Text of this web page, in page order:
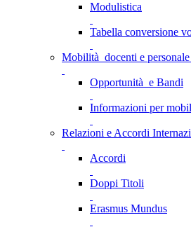
Modulistica
Tabella conversione
Mobilità docenti e
Opportunità e Bandi
Informazioni per
Relazioni e Accordi
Accordi
Doppi Titoli
Erasmus Mundus